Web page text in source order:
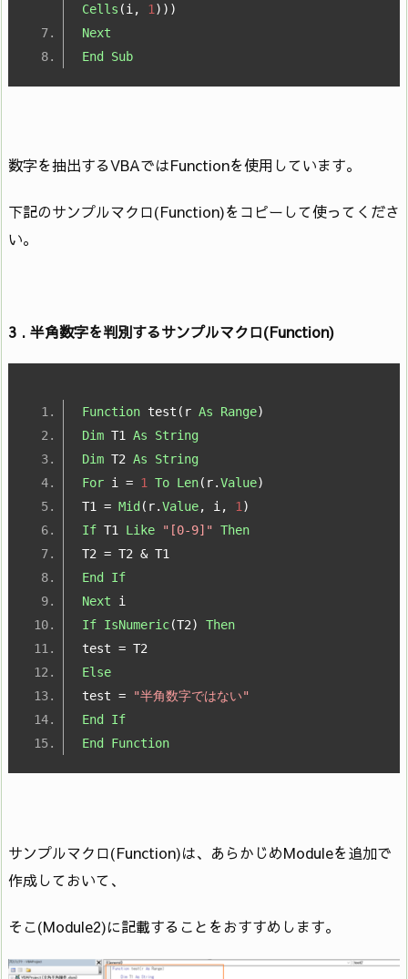
Cells (i , 1 )))
Next
End
Sub
数字を抽出するVBAではFunctionを使用しています。
下記のサンプルマクロ(Function)をコピーして使ってくださ
い。
3 . 半角数字を判別するサンプルマクロ(Function)
Function test ( r As Range)
Dim T1 As
String
Dim T2 As
String
For i = 1 To Len( r.Value)
T1 = Mid ( r.Value, i, 1)
If T1 Like "[0-9]" Then
T2 = T2 & T1
End
If
Next i
If IsNumeric(T2)
Then
test = T2
Else
test =
"半角数字ではない"
End
If
End
Function
サンプルマクロ(Function)は、あらかじめModuleを追加で
作成しておいて、
そこ(Module2)に記載することをおすすめします。